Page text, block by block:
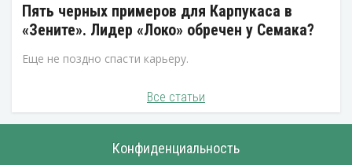
Пять черных примеров для Карпукаса в
«Зените». Лидер «Локо» обречен у Семака?
Еще не поздно спасти карьеру.
Все статьи
Конфиденциальность